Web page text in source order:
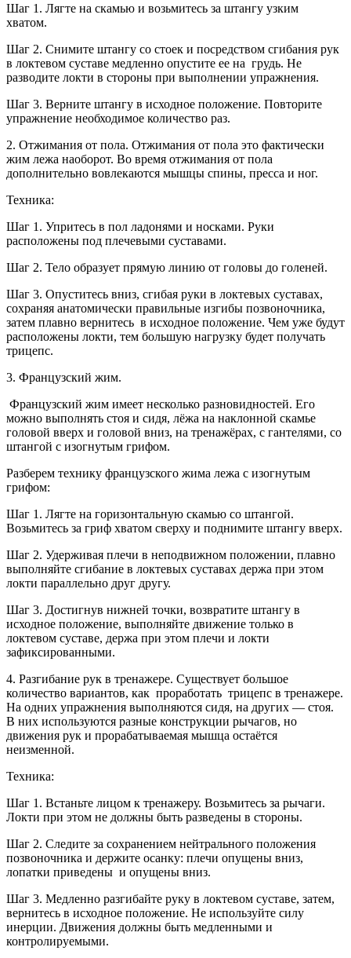
Шаг 1. Лягте на скамью и возьмитесь за штангу узким
хватом.
Шаг 2. Снимите штангу со стоек и посредством сгибания рук
в локтевом суставе медленно опустите ее на грудь. Не
разводите локти в стороны при выполнении упражнения.
Шаг 3. Верните штангу в исходное положение. Повторите
упражнение необходимое количество раз.
2. Отжимания от пола. Отжимания от пола это фактически
жим лежа наоборот. Во время отжимания от пола
дополнительно вовлекаются мышцы спины, пресса и ног.
Техника:
Шаг 1. Упритесь в пол ладонями и носками. Руки
расположены под плечевыми суставами.
Шаг 2. Тело образует прямую линию от головы до голеней.
Шаг 3. Опуститесь вниз, сгибая руки в локтевых суставах,
сохраняя анатомически правильные изгибы позвоночника,
затем плавно вернитесь в исходное положение. Чем уже будут
расположены локти, тем большую нагрузку будет получать
трицепс.
3. Французский жим.
Французский жим имеет несколько разновидностей. Его
можно выполнять стоя и сидя, лёжа на наклонной скамье
головой вверх и головой вниз, на тренажёрах, с гантелями, со
штангой с изогнутым грифом.
Разберем технику французского жима лежа с изогнутым
грифом:
Шаг 1. Лягте на горизонтальную скамью со штангой.
Возьмитесь за гриф хватом сверху и поднимите штангу вверх.
Шаг 2. Удерживая плечи в неподвижном положении, плавно
выполняйте сгибание в локтевых суставах держа при этом
локти параллельно друг другу.
Шаг 3. Достигнув нижней точки, возвратите штангу в
исходное положение, выполняйте движение только в
локтевом суставе, держа при этом плечи и локти
зафиксированными.
4. Разгибание рук в тренажере. Существует большое
количество вариантов, как проработать трицепс в тренажере.
На одних упражнения выполняются сидя, на других — стоя.
В них используются разные конструкции рычагов, но
движения рук и прорабатываемая мышца остаётся
неизменной.
Техника:
Шаг 1. Встаньте лицом к тренажеру. Возьмитесь за рычаги.
Локти при этом не должны быть разведены в стороны.
Шаг 2. Следите за сохранением нейтрального положения
позвоночника и держите осанку: плечи опущены вниз,
лопатки приведены и опущены вниз.
Шаг 3. Медленно разгибайте руку в локтевом суставе, затем,
вернитесь в исходное положение. Не используйте силу
инерции. Движения должны быть медленными и
контролируемыми.